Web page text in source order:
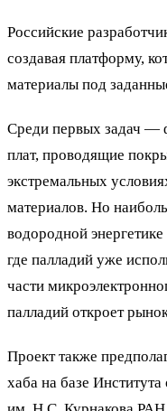
Российские
создавая платформу,
материалы под
Среди первых задач —
плат, проводящие
экстремальных
материалов. Но
водородной
где палладий уже
части
палладий откроет
Проект также
хаба на базе